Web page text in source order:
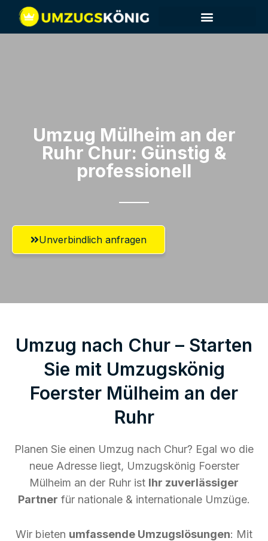
Umzug Mülheim an der
Ruhr​ Chur: Günstig &
professionell​
Unverbindlich anfragen
Umzug nach Chur – Starten
Sie mit Umzugskönig
Foerster Mülheim an der
Ruhr
Planen Sie einen Umzug nach Chur? Egal wo die
neue Adresse liegt, Umzugskönig Foerster
Mülheim an der Ruhr ist Ihr zuverlässiger
Partner für nationale & internationale Umzüge.
Wir bieten umfassende Umzugslösungen: Mit